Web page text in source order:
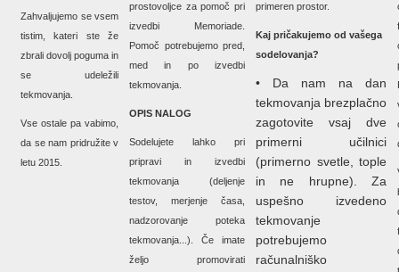
Zahvaljujemo se vsem
tistim, kateri ste že
zbrali dovolj poguma in
se udeležili
tekmovanja.
Vse ostale pa vabimo,
da se nam pridružite v
letu 2015.
prostovoljce za pomoč pri
izvedbi Memoriade.
Pomoč potrebujemo pred,
med in po izvedbi
tekmovanja.
OPIS NALOG
Sodelujete lahko pri
pripravi in izvedbi
tekmovanja (deljenje
testov, merjenje časa,
nadzorovanje poteka
tekmovanja...). Če imate
željo promovirati
primeren prostor.
Kaj pričakujemo od vašega
sodelovanja?
• Da nam na dan
tekmovanja brezplačno
zagotovite vsaj dve
primerni učilnici
(primerno svetle, tople
in ne hrupne). Za
uspešno izvedeno
tekmovanje
potrebujemo
računalniško